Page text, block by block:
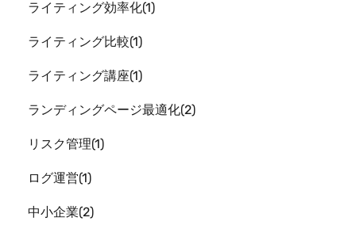
ライティング効率化 1
ライティング比較 1
ライティング講座 1
ランディングページ最適化 2
リスク管理 1
ログ運営 1
中小企業 2